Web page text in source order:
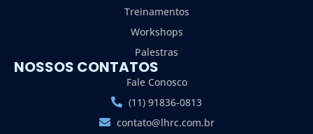
Treinamentos
Workshops
Palestras
NOSSOS CONTATOS
Fale Conosco
(11) 91836-0813
contato@lhrc.com.br